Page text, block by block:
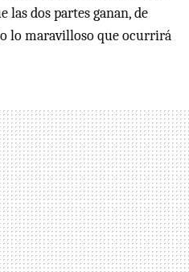
las dos partes ganan, de
lo maravilloso que ocurrirá